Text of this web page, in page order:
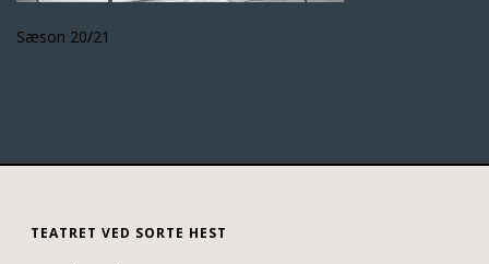
Sæson 20/21
TEATRET VED SORTE HEST